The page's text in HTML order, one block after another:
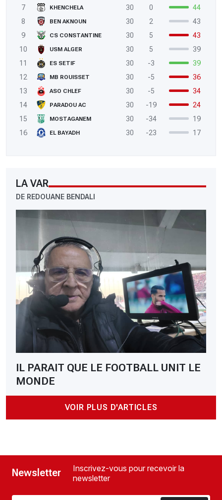
7
KHENCHELA 30 0
44
8
BEN AKNOUN 30 2
43
9
CS CONSTANTINE 30 5
43
10
USM ALGER 30 5
39
11
ES SETIF 30 -3
39
12
MB ROUISSET 30 -5
36
13
ASO CHLEF 30 -5
34
14
PARADOU AC 30 -19
24
15
MOSTAGANEM 30 -34
19
16
EL BAYADH 30 -23 17
LA VAR
DE REDOUANE BENDALI
IL PARAIT QUE LE FOOTBALL UNIT LE
MONDE
VOIR PLUS D'ARTICLES
Newsletter
Inscrivez-vous pour recevoir la
newsletter